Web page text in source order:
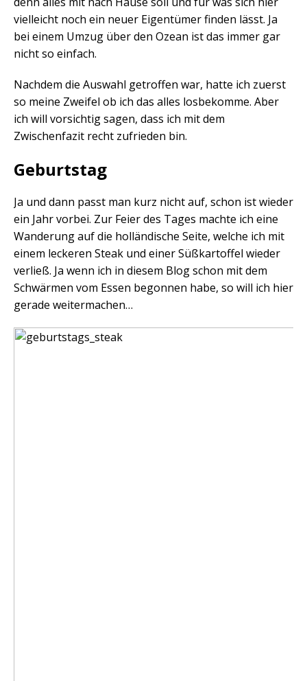
vielleicht noch ein neuer Eigentümer finden lässt. Ja
bei einem Umzug über den Ozean ist das immer gar
nicht so einfach.
Nachdem die Auswahl getroffen war, hatte ich zuerst
so meine Zweifel ob ich das alles losbekomme. Aber
ich will vorsichtig sagen, dass ich mit dem
Zwischenfazit recht zufrieden bin.
Geburtstag
Ja und dann passt man kurz nicht auf, schon ist wieder
ein Jahr vorbei. Zur Feier des Tages machte ich eine
Wanderung auf die holländische Seite, welche ich mit
einem leckeren Steak und einer Süßkartoffel wieder
verließ. Ja wenn ich in diesem Blog schon mit dem
Schwärmen vom Essen begonnen habe, so will ich hier
gerade weitermachen…